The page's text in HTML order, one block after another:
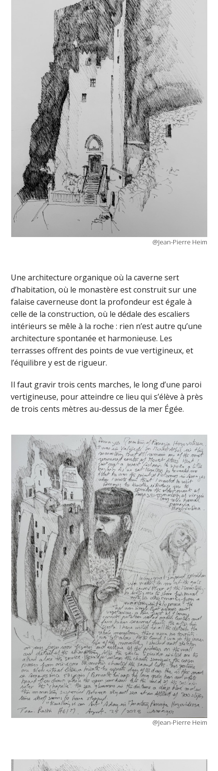
@Jean-Pierre Heim
Une architecture organique où la caverne sert
d’habitation, où le monastère est construit sur une
falaise caverneuse dont la profondeur est égale à
celle de la construction, où le dédale des escaliers
intérieurs se mêle à la roche : rien n’est autre qu’une
architecture spontanée et harmonieuse. Les
terrasses offrent des points de vue vertigineux, et
l’équilibre y est de rigueur.
Il faut gravir trois cents marches, le long d’une paroi
vertigineuse, pour atteindre ce lieu qui s’élève à près
de trois cents mètres au-dessus de la mer Égée.
@Jean-Pierre Heim